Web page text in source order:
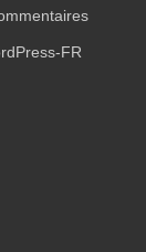
FR